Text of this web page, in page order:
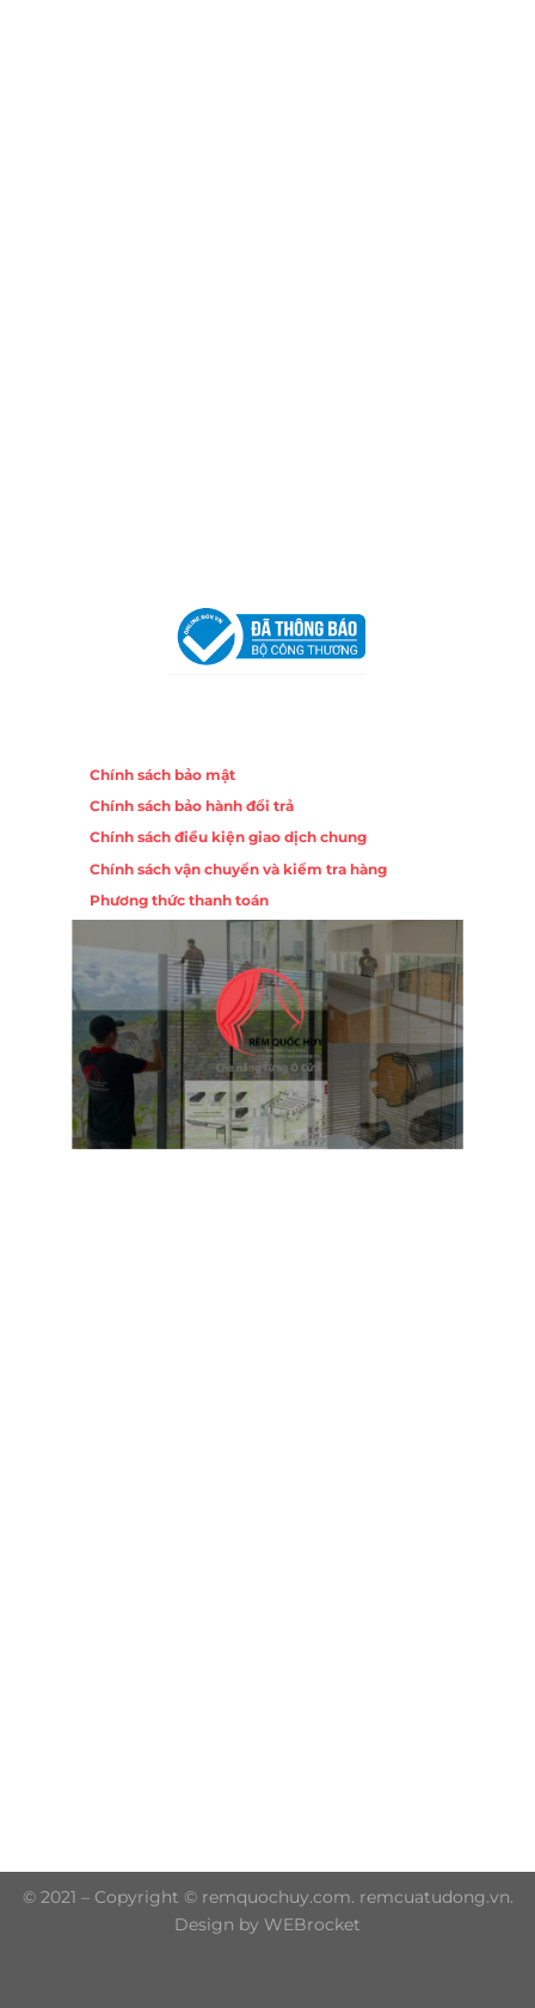
Chính sách bảo mật
Chính sách bảo hành đổi trả
Chính sách điều kiện giao dịch chung
Chính sách vận chuyển và kiểm tra hàng
Phương thức thanh toán
© 2021 – Copyright © remquochuy.com. remcuatudong.vn.
Design by WEBrocket